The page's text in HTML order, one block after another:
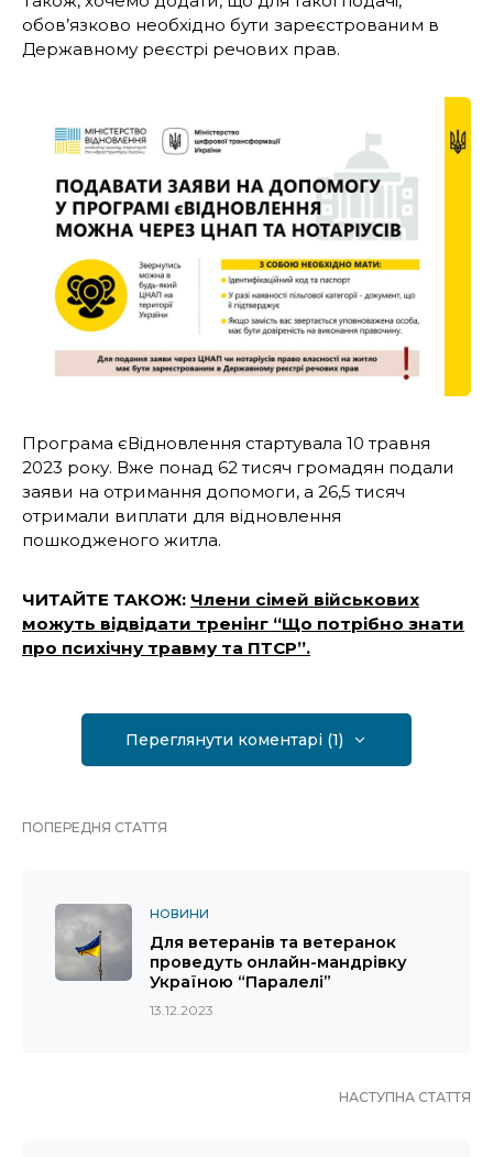
обов’язково необхідно бути зареєстрованим в
Державному реєстрі речових прав.
Програма єВідновлення стартувала 10 травня
2023 року. Вже понад 62 тисяч громадян подали
заяви на отримання допомоги, а 26,5 тисяч
отримали виплати для відновлення
пошкодженого житла.
ЧИТАЙТЕ ТАКОЖ: Члени сімей військових
можуть відвідати тренінг “Що потрібно знати
про психічну травму та ПТСР”.
Переглянути коментарі (1)
ПОПЕРЕДНЯ СТАТТЯ
НОВИНИ
Для ветеранів та ветеранок
проведуть онлайн-мандрівку
Україною “Паралелі”
13.12.2023
НАСТУПНА СТАТТЯ